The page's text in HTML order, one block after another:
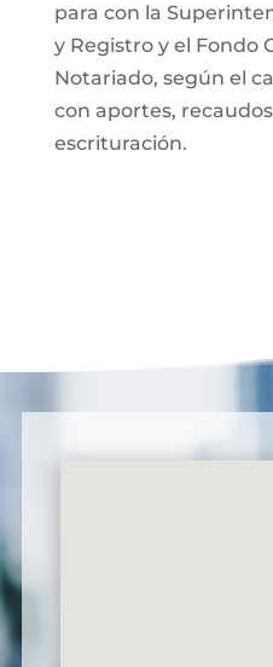
para con la
y Registro y el Fondo
Notariado, según el
con aportes,
escrituración.